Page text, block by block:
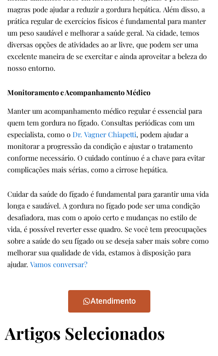
magras pode ajudar a reduzir a gordura hepática. Além disso, a
prática regular de exercícios físicos é fundamental para manter
um peso saudável e melhorar a saúde geral. Na cidade, temos
diversas opções de atividades ao ar livre, que podem ser uma
excelente maneira de se exercitar e ainda aproveitar a beleza do
nosso entorno.
Monitoramento e Acompanhamento Médico
Manter um acompanhamento médico regular é essencial para
quem tem gordura no fígado. Consultas periódicas com um
especialista, como o Dr. Vagner Chiapetti, podem ajudar a
monitorar a progressão da condição e ajustar o tratamento
conforme necessário. O cuidado contínuo é a chave para evitar
complicações mais sérias, como a cirrose hepática.
Cuidar da saúde do fígado é fundamental para garantir uma vida
longa e saudável. A gordura no fígado pode ser uma condição
desafiadora, mas com o apoio certo e mudanças no estilo de
vida, é possível reverter esse quadro. Se você tem preocupações
sobre a saúde do seu fígado ou se deseja saber mais sobre como
melhorar sua qualidade de vida, estamos à disposição para
ajudar. Vamos conversar?
Atendimento
Artigos Selecionados